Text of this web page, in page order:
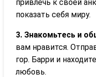
привлечь к своей
показать себя миру.
3. Знакомьтесь и
вам нравится.
гор. Барри и
любовь.